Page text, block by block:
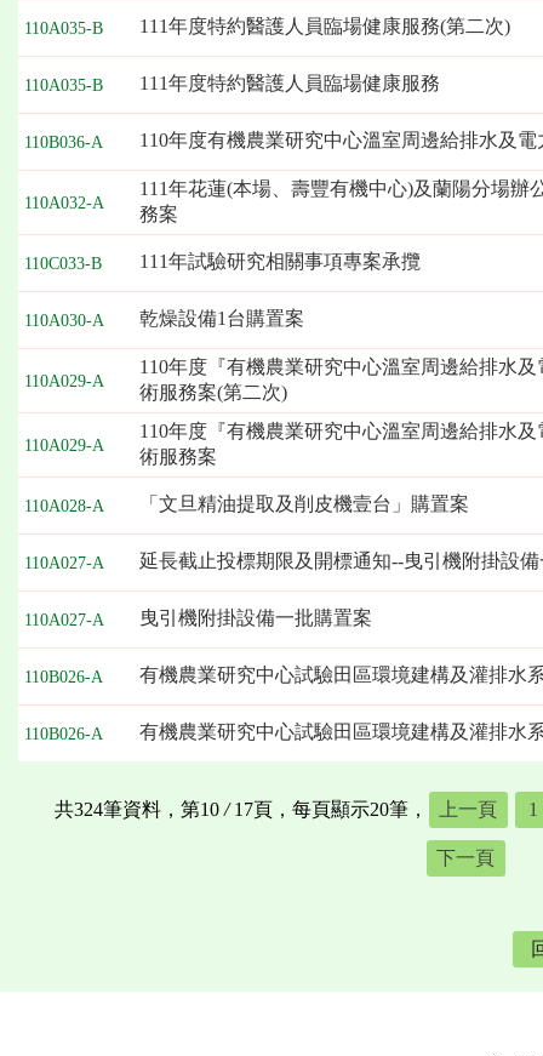
110A035-B 111年度特約醫護人員臨場健康服務(第二次)
110A035-B 111年度特約醫護人員臨場健康服務
110B036-A 110年度有機農業研究中心溫室周邊給排水及
110A032-A
111年花蓮(本場、壽豐有機中心)及蘭陽分場
務案
110C033-B 111年試驗研究相關事項專案承攬
110A030-A 乾燥設備1台購置案
110A029-A
110年度『有機農業研究中心溫室周邊給排水
術服務案(第二次)
110A029-A
110年度『有機農業研究中心溫室周邊給排水
術服務案
110A028-A 「文旦精油提取及削皮機壹台」購置案
110A027-A 延長截止投標期限及開標通知--曳引機附掛設
110A027-A 曳引機附掛設備一批購置案
110B026-A 有機農業研究中心試驗田區環境建構及灌排水
110B026-A 有機農業研究中心試驗田區環境建構及灌排水
共324筆資料，第10/17頁，每頁顯示20筆， 上一頁 1
下一頁